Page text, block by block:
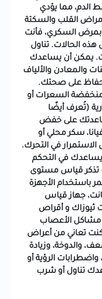
الدم، مما يؤدي
القلب والسكتة
بمرض السكري، فأنت
هذه الحالات. تناول
يمكن أن يساعدك
والمعادن والألياف
على صحتك.
منخفضة السعرات أو
(تُعرف أيضًا
على خفض
سكر محلي أو
الاستمرار في التحرك.
يساعدك في التحكم
تذكر قياس مستوى
باستخدام الأجهزة
جهاز قياس
ثيوزاك و أقراص
مشاكل الأعصاب
كنت تعاني من أعراض
والدوخة، وزيادة
الرؤية أو
تناول أو شرب